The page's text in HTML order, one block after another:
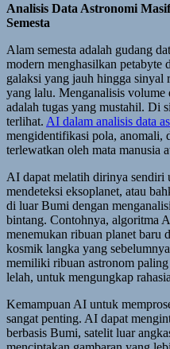
Analisis Data Astronomi
Semesta
Alam semesta adalah gudang
modern menghasilkan petabyte
galaksi yang jauh hingga sinyal
yang lalu. Menganalisis volume
adalah tugas yang mustahil. Di
terlihat. AI dalam analisis data
mengidentifikasi pola, anomali,
terlewatkan oleh mata manusia
AI dapat melatih dirinya sendiri
mendeteksi eksoplanet, atau
di luar Bumi dengan
bintang. Contohnya, algoritma
menemukan ribuan planet baru
kosmik langka yang
memiliki ribuan astronom
lelah, untuk mengungkap
Kemampuan AI untuk
sangat penting. AI dapat
berbasis Bumi, satelit luar